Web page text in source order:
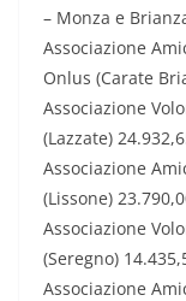
– Monza e
Associazione
Onlus (Carate
Associazione
(Lazzate)
Associazione
(Lissone)
Associazione
(Seregno)
Associazione